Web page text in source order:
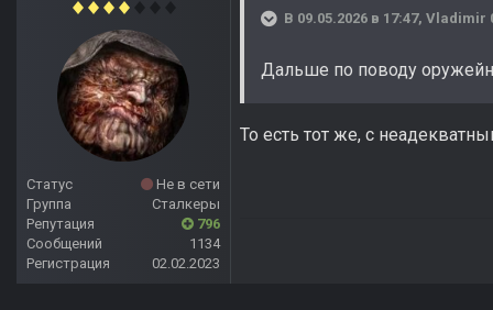
Статус
Не в сети
Группа
Сталкеры
Репутация
796
Сообщений
1134
Регистрация
02.02.2023
В 09.05.2026 в 17:47, Vladimir
Дальше по поводу
То есть тот же, с